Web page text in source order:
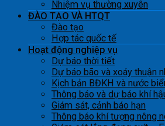
Nhiệm vụ thường xuyên
ĐÀO TẠO VÀ HTQT
Đào tạo
Hợp tác quốc tế
Hoạt động nghiệp vụ
Dự báo thời tiết
Dự báo bão và xoáy thuận
Kịch bản BĐKH và nước
Thông báo và dự báo khí
Giám sát, cảnh báo hạn
Thông báo khí tượng nông